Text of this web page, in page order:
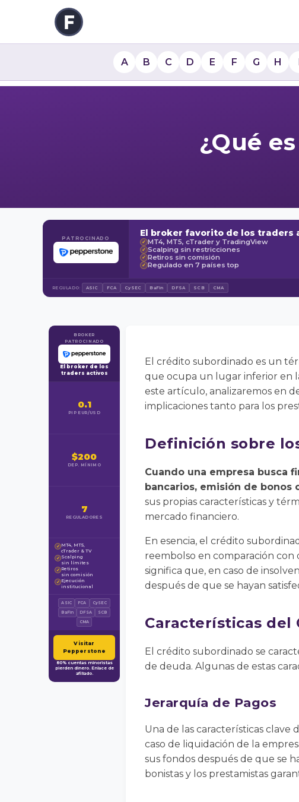
A B C D E F G H
¿Qué
PATROCINADO El broker favorito de los traders
✓ MT4, MT5, cTrader y TradingView
✓ Scalping sin restricciones
✓ Retiros sin comisión
✓ Regulado en 7 países top
REGULADO: ASIC FCA CySEC BaFin DFSA SCB CMA
BROKER
PATROCINADO
El broker de los
traders activos
0.1
PIP EUR/USD
$200
DEP. MÍNIMO
7
REGULADORES
✓ MT4, MT5,
cTrader & TV
✓ Scalping
sin límites
✓ Retiros
sin comisión
✓ Ejecución
institucional
ASIC FCA
CySEC
BaFin
DFSA
SCB
CMA
Visitar
Pepperstone
80% cuentas minoristas
pierden dinero. Enlace de
afiliado.
El crédito subordinado es un
que ocupa un lugar inferior en
este artículo, analizaremos en
implicaciones tanto para los
Definición sobre
Cuando una empresa busca
bancarios, emisión de bonos
sus propias características y
mercado financiero.
En esencia, el crédito
reembolso en comparación con
significa que, en caso de
después de que se hayan
Características del
El crédito subordinado se
de deuda. Algunas de estas
Jerarquía de Pagos
Una de las características clave
caso de liquidación de la
sus fondos después de que se
bonistas y los prestamistas